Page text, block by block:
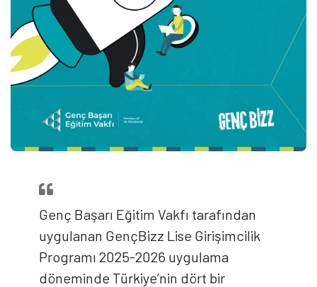
Genç Başarı Eğitim Vakfı tarafından
uygulanan GençBizz Lise Girişimcilik
Programı 2025-2026 uygulama
döneminde Türkiye’nin dört bir